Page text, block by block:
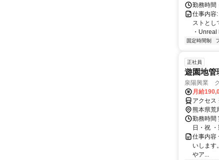
勤務時間
仕事内容
ストとし
・
固定時間制
正社員
遊園地管
泉陽興業
月給
アクセス
熊本県荒
勤務時間
日・祝
仕事内容
いします
やア...